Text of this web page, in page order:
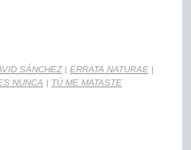
SÁNCHEZ| ERRATA NATURAE |
NUNCA | TÚ ME MATASTE